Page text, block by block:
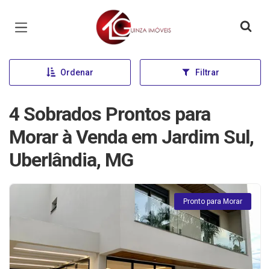
Página inicial
Ordenar Filtrar
4 Sobrados Prontos para
Morar à Venda em Jardim Sul,
Uberlândia, MG
Pronto para Morar